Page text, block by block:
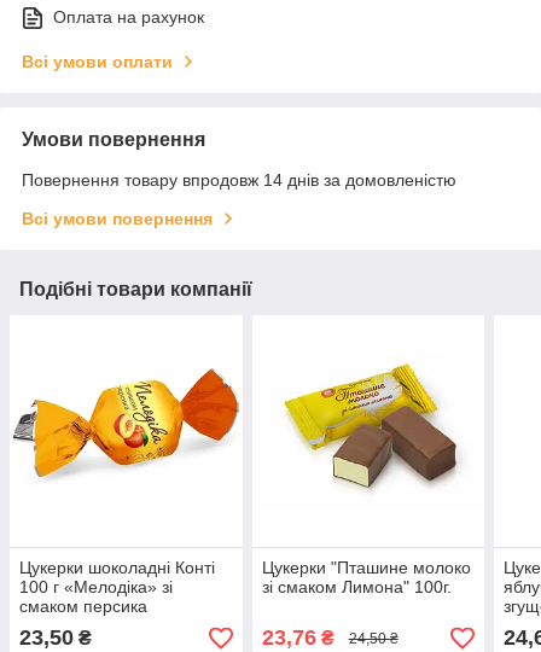
Оплата на рахунок
Всі умови оплати
Умови повернення
Повернення товару впродовж 14 днів за домовленістю
Всі умови повернення
Подібні товари компанії
Цукерки шоколадні Конті
100 г «Мелодіка» зі
смаком персика
23,50 ₴
Цукерки "Пташине молоко
зі смаком Лимона" 100г.
23,76₴ 24,50 ₴